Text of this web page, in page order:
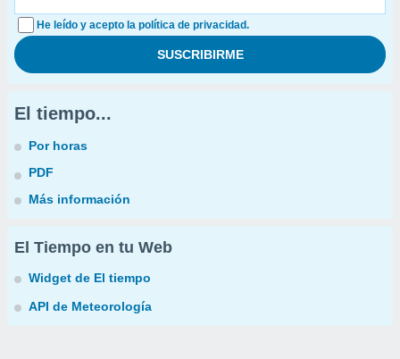
He leído y acepto la política de privacidad.
El tiempo...
Por horas
PDF
Más información
El Tiempo en tu Web
Widget de El tiempo
API de Meteorología